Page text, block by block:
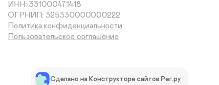
ИНН: 331000471418
ОГРНИП: 325330000000222
Политика конфиденциальности
Пользовательское соглашение
Сделано на Конструкторе сайтов Рег.ру